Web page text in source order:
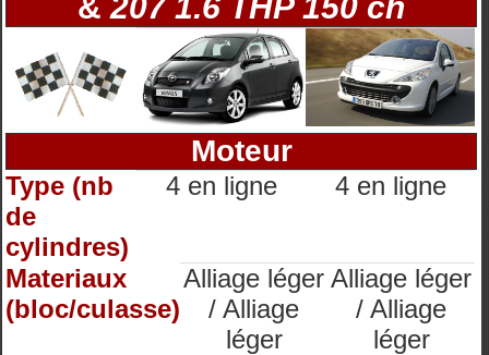
Moteur
Type (nb
de
cylindres)
4 en ligne 4 en ligne
Materiaux
(bloc/culasse)
Alliage léger
/ Alliage
léger
Alliage léger
/ Alliage
léger